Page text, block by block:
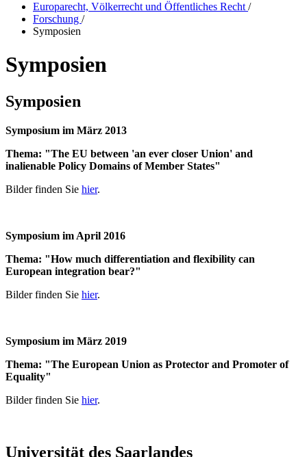
Europarecht, Völkerrecht und Öffentliches Recht /
Forschung /
Symposien
Symposien
Symposien
Symposium im März 2013
Thema: "The EU between 'an ever closer Union' and
inalienable Policy Domains of Member States"
Bilder finden Sie hier.
Symposium im April 2016
Thema: "How much differentiation and flexibility can
European integration bear?"
Bilder finden Sie hier.
Symposium im März 2019
Thema: "The European Union as Protector and Promoter of
Equality"
Bilder finden Sie hier.
Universität des Saarlandes